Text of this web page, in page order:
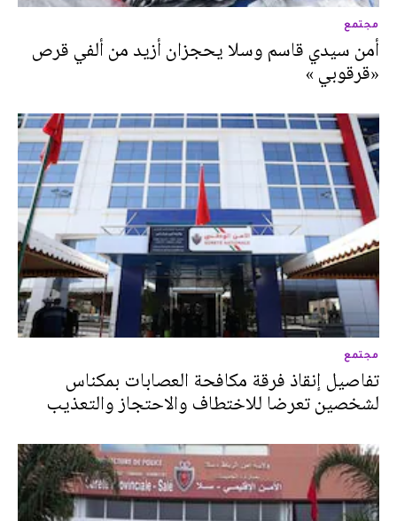
مجتمع
أمن سيدي قاسم وسلا يحجزان أزيد من ألفي قرص
«قرقوبي »
مجتمع
تفاصيل إنقاذ فرقة مكافحة العصابات بمكناس
لشخصين تعرضا للاختطاف والاحتجاز والتعذيب